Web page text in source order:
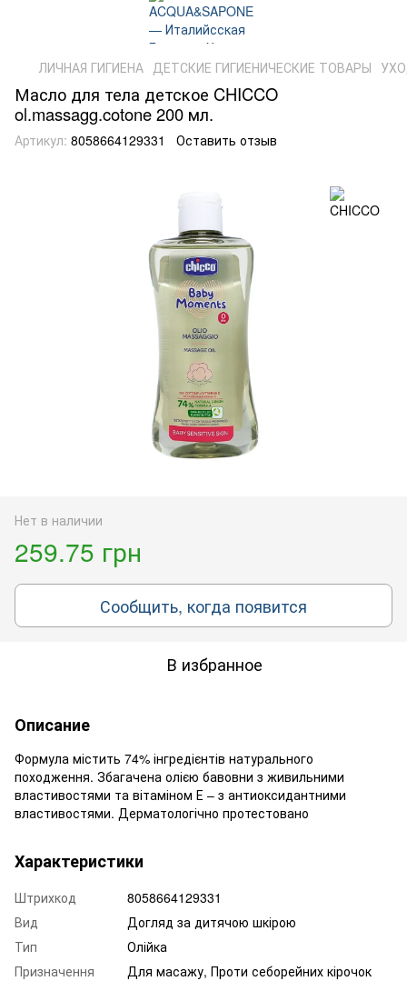
ЛИЧНАЯ ГИГИЕНА ДЕТСКИЕ ГИГИЕНИЧЕСКИЕ ТОВАРЫ
Масло для тела детское CHICCO
ol.massagg.cotone 200 мл.
Артикул: 8058664129331 Оставить отзыв
Нет в наличии
259.75 грн
Сообщить, когда появится
В избранное
Описание
Формула містить 74% інгредієнтів натурального
походження. Збагачена олією бавовни з живильними
властивостями та вітаміном Е – з антиоксидантними
властивостями. Дерматологічно протестовано
Характеристики
Штрихкод
8058664129331
Вид
Догляд за дитячою шкірою
Тип
Олійка
Призначення
Для масажу, Проти себорейних кірочок